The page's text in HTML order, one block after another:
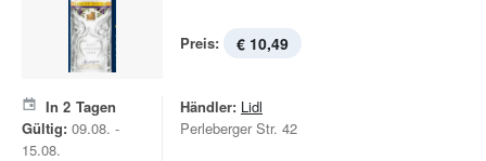
Preis: € 10,49
In 2 Tagen
Gültig: 09.08. -
15.08.
Händler: Lidl
Perleberger Str. 42